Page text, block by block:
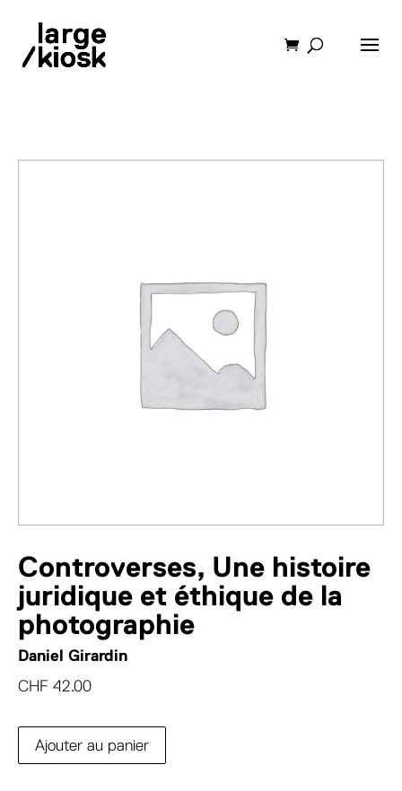
Controverses, Une histoire
juridique et éthique de la
photographie
Daniel Girardin
CHF 42.00
Ajouter au panier